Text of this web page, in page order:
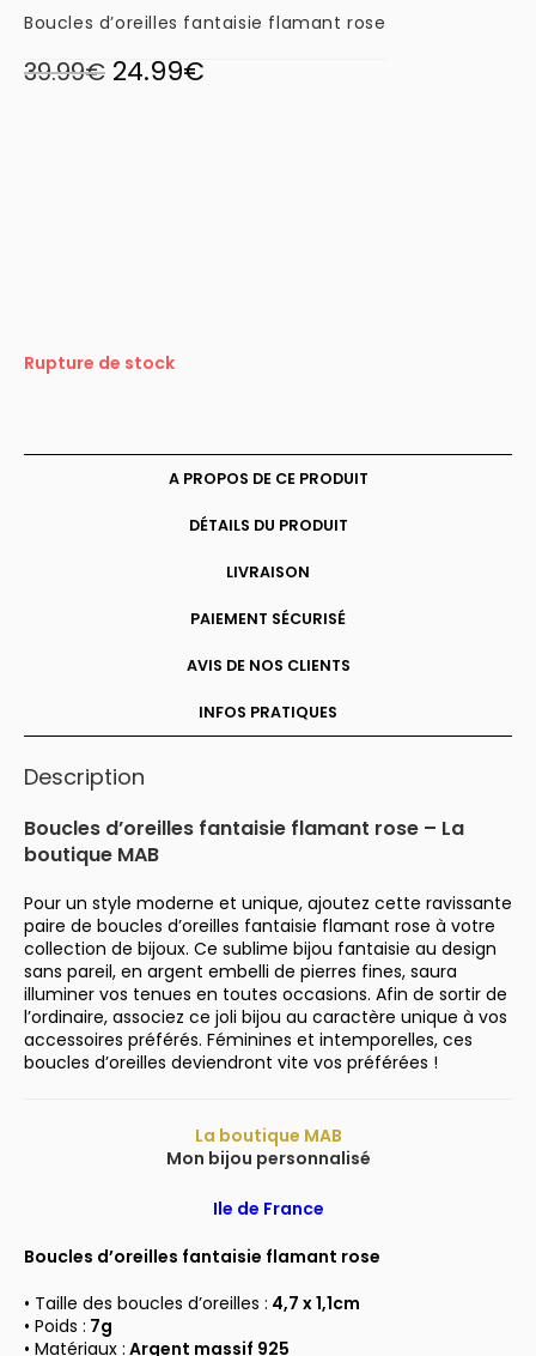
Boucles d’oreilles fantaisie flamant rose
39.99€ Le
prix
24.99€
Rupture de stock
A PROPOS DE CE PRODUIT
DÉTAILS DU PRODUIT
LIVRAISON
PAIEMENT SÉCURISÉ
AVIS DE NOS CLIENTS
INFOS PRATIQUES
Description
Boucles d’oreilles fantaisie flamant rose – La
boutique MAB
Pour un style moderne et unique, ajoutez cette ravissante
paire de boucles d’oreilles fantaisie flamant rose à votre
collection de bijoux. Ce sublime bijou fantaisie au design
sans pareil, en argent embelli de pierres fines, saura
illuminer vos tenues en toutes occasions. Afin de sortir de
l’ordinaire, associez ce joli bijou au caractère unique à vos
accessoires préférés. Féminines et intemporelles, ces
boucles d’oreilles deviendront vite vos préférées !
La boutique MAB
Mon bijou personnalisé
Ile de France
Boucles d’oreilles fantaisie flamant rose
• Taille des boucles d’oreilles : 4,7 x 1,1cm
• Poids : 7g
• Matériaux : Argent massif 925